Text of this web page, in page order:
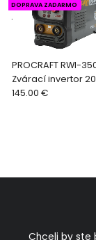
PROCRAFT RWI-
Zvárací invertor
RWI-350
DOPRAVA ZADARMO
.
145.00 €
Chceli by ste